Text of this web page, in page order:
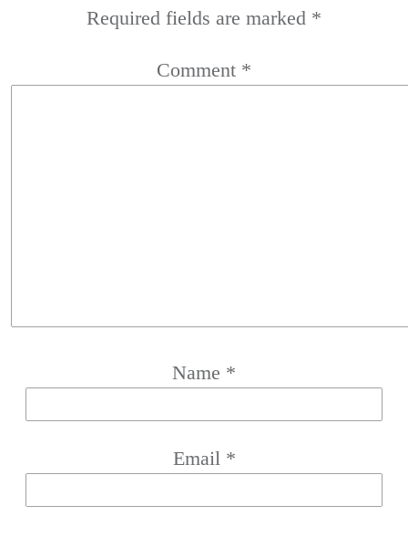
Required fields are marked *
Comment *
Name *
Email *